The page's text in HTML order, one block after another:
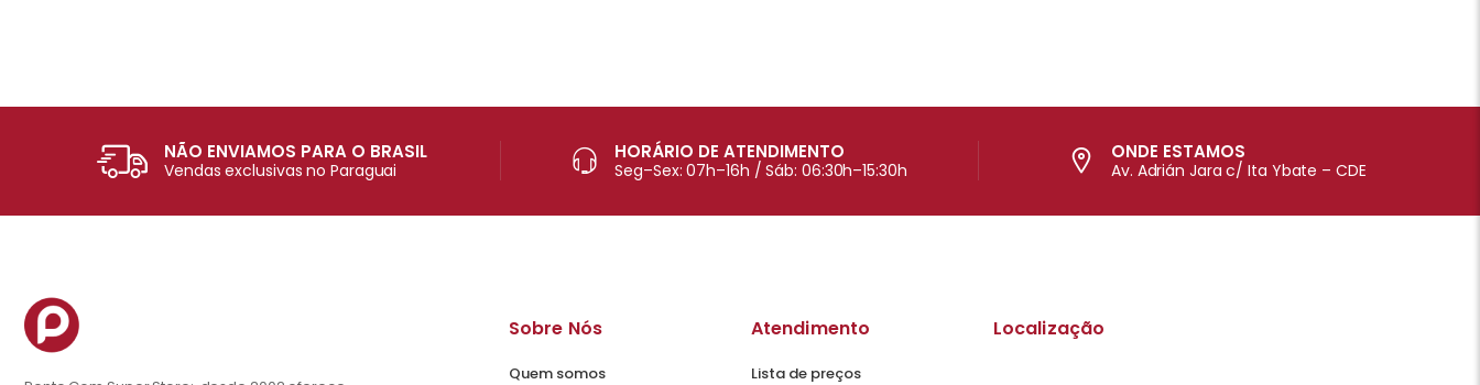
NÃO ENVIAMOS PARA O BRASIL
Vendas exclusivas no Paraguai
HORÁRIO DE ATENDIMENTO
Seg–Sex: 07h–16h / Sáb: 06:30h–15:30h
ONDE ESTAMOS
Av. Adrián Jara c/ Ita Ybate – CDE
Sobre Nós
Quem somos
Atendimento
Lista de preços
Localização